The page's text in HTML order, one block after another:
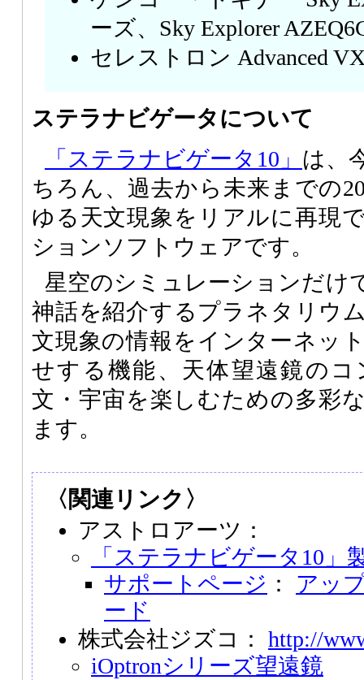
ーズ、Sky Explorer
セレストロン Advanced
ステラナビゲータについて
「ステラナビゲータ10」 は、
ちろん、過去から未来までの
ゆる天文現象をリアルに再現
ションソフトウェアです。
星空のシミュレーションだけ
神話を紹介するプラネタリウ
文現象の情報をインターネッ
せする機能、天体望遠鏡の
文・宇宙を楽しむための多彩
ます。
〈関連リンク〉
アストロアーツ：
「ステラナビゲータ10」
サポートページ ： アッ
ード
株式会社ジズコ： http://
iOptronシリーズ望遠鏡